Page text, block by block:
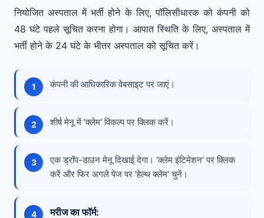
नियोजित अस्पताल में भर्ती होने के लिए, पॉलिसीधारक को कंपनी को
48 घंटे पहले सूचित करना होगा। आपात स्थिति के लिए, अस्पताल में
भर्ती होने के 24 घंटे के भीतर अस्पताल को सूचित करें।
कंपनी की आधिकारिक वेबसाइट पर जाएं।
शीर्ष मेनू में 'क्लेम' विकल्प पर क्लिक करें।
एक ड्रॉप-डाउन मेनू दिखाई देगा। 'क्लेम इंटिमेशन' पर क्लिक
करें और फिर अगले पेज पर 'हेल्थ क्लेम' चुनें।
मरीज का फॉर्म: